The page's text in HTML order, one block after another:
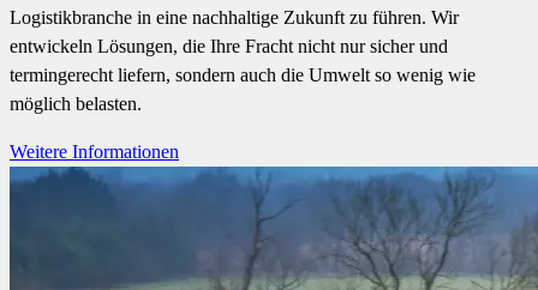
Logistikbranche in eine nachhaltige Zukunft zu führen. Wir
entwickeln Lösungen, die Ihre Fracht nicht nur sicher und
termingerecht liefern, sondern auch die Umwelt so wenig wie
möglich belasten.
Weitere Informationen